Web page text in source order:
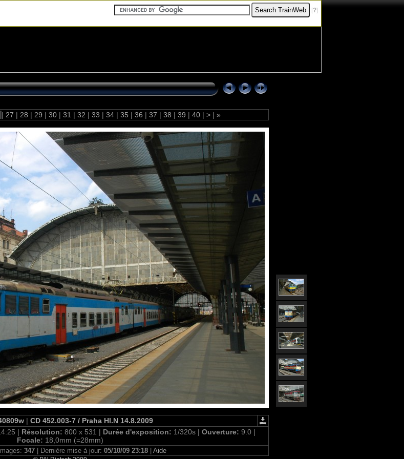
[?]
| 27 | 28 | 29 | 30 | 31 | 32 | 33 | 34 | 35 | 36 | 37 | 38 | 39 | 40 | > | »
| CD 452.003-7 / Praha Hl.N 14.8.2009
| Résolution: 800 x 531 | Durée d'exposition: 1/320s | Ouverture: 9.0 |
Focale: 18,0mm (=28mm)
347| Dernière mise à jour: 05/10/09 23:18| Aide